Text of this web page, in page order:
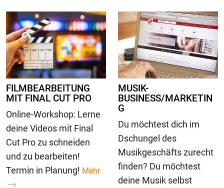
FILMBEARBEITUNG
MIT FINAL CUT PRO
Online-Workshop: Lerne
deine Videos mit Final
Cut Pro zu schneiden
und zu bearbeiten!
Termin in Planung! Mehr
MUSIK-
BUSINESS/MARKETIN
G
Du möchtest dich im
Dschungel des
Musikgeschäfts zurecht
finden? Du möchtest
deine Musik selbst